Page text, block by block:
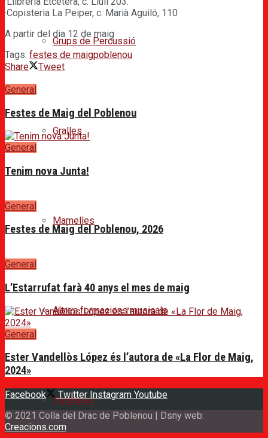
Grups de Percussió
Gralles
Mamelles
Altres formacions musicals
Partitures
·Copisteria La Peiper, c. Marià Aguiló, 110
A partir del dia 12 de maig
Tags: festes de maigpoblenou
Share
Tweet
General
Festes de Maig del Poblenou
General
Tenim nova Junta!
General
Festes de Maig del Poblenou, 2026
General
L’Estarrufat farà 40 anys el mes de maig
General
Ester Vandellòs López és l’autora de «La Flor de Maig,
2024»
Facebook Twitter Instagram Youtube
© 2021 Colla del Drac de Poblenou | Dsny web:
Creacions.com